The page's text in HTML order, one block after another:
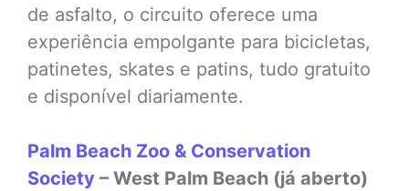
de asfalto, o circuito oferece uma
experiência empolgante para bicicletas,
patinetes, skates e patins, tudo gratuito
e disponível diariamente.
Palm Beach Zoo & Conservation
Society – West Palm Beach (já aberto)